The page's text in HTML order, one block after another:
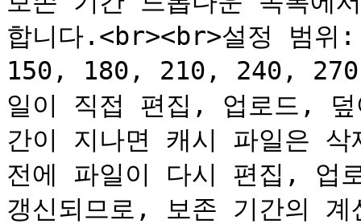
합니다.<br><br>설정
150, 180, 210, 240,
일이 직접 편집, 업로드, 덮
간이 지나면 캐시 파일은
전에 파일이 다시 편집, 업
갱신되므로, 보존 기간의